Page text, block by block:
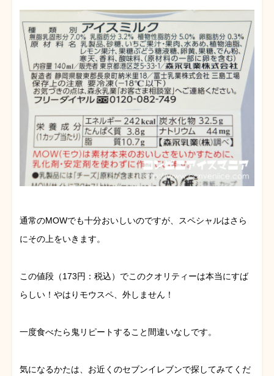
通常のMOWでも十分おいしいのですが、スペシャルはさら
にその上をいきます。
この値段（173円：税込）でこのクオリティーは本当にすば
らしい！やはりモウスペ、外しません！
一度食べたら鬼リピートすること間違いなしです。
気になるかたは、お近くのセブンイレブンで探してみてくだ